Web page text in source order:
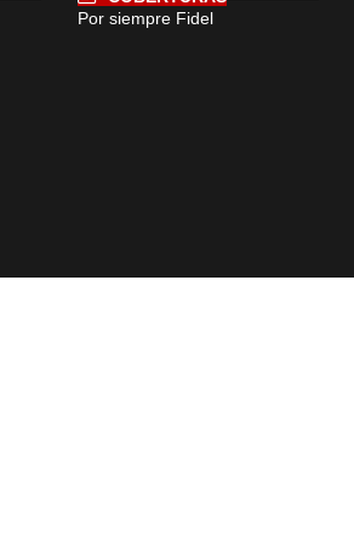
Por siempre Fidel